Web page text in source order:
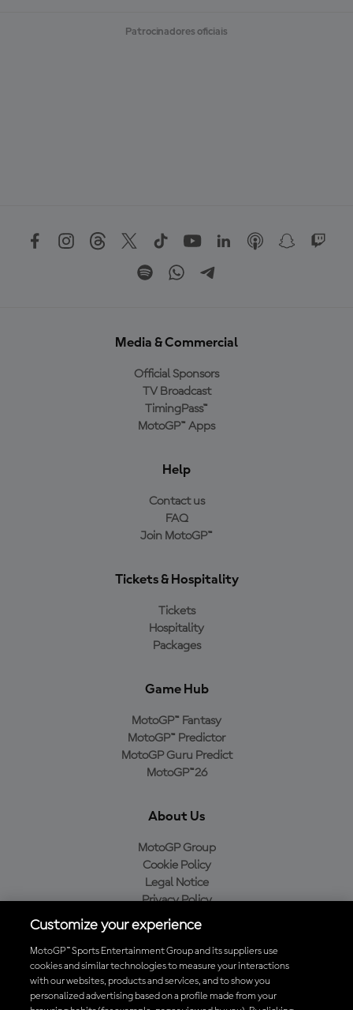
Patrocinadores oficiais
Media & Commercial
Official Sponsors
TV Broadcast
TimingPass™
MotoGP™ Apps
Help
Contact us
FAQ
Join MotoGP™
Tickets & Hospitality
Tickets
Hospitality
Packages
Game Hub
MotoGP™ Fantasy
MotoGP™ Predictor
MotoGP Guru Predict
MotoGP™26
About Us
MotoGP Group
Cookie Policy
Legal Notice
Privacy Policy
Purchase Policy
Baixe o aplicativo oficial da MotoGP™
Customize your experience
MotoGP™ Sports Entertainment Group and its suppliers use
cookies and similar technologies to measure your interactions
with our websites, products and services, and to show you
personalized advertising based on a profile made from your